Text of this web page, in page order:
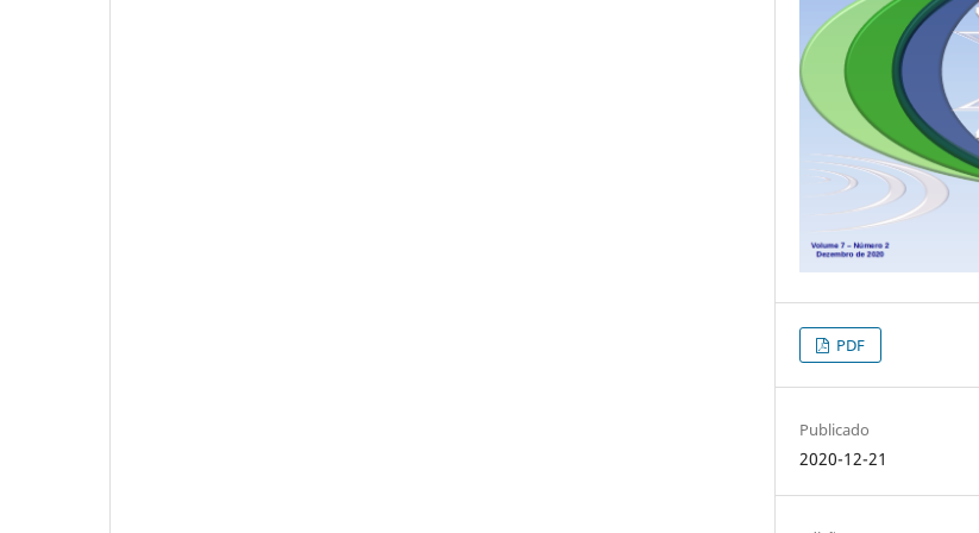
PDF
Publicado
2020-12-21